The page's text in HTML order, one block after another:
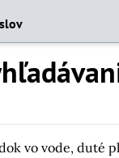
vo vode, duté